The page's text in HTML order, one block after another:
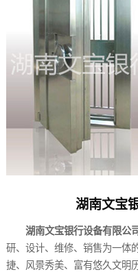
湖南文宝
湖南文宝银行设备有限公司
研、设计、维修、销售为一体
捷、风景秀美、富有悠久文明